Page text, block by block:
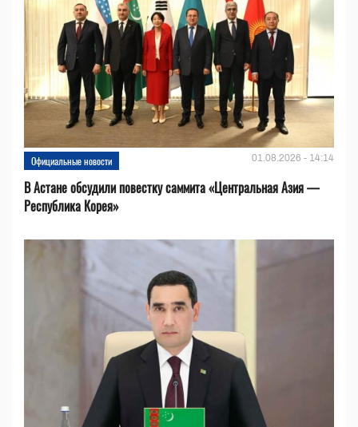
Официальные новости 01.08.2026 - 14:14
В Астане обсудили повестку саммита «Центральная Азия —
Республика Корея»